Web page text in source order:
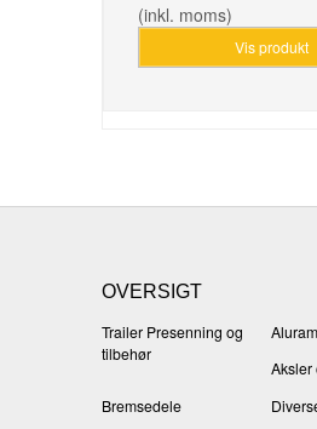
(inkl. moms)
Vis produkt
OVERSIGT
Trailer Presenning og
tilbehør
Aksler
Bremsedele